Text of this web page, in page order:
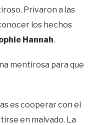
Privaron a las
los hechos
Hannah.
mentirosa para que
es cooperar con el
en malvado. La